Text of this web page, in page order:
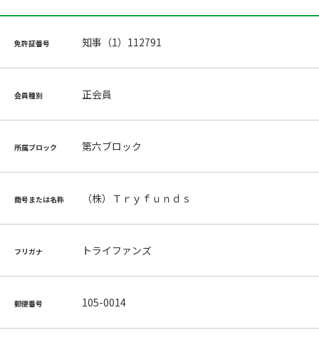
免許証番号 知事（1）112791
会員種別 正会員
所属ブロック 第六ブロック
商号または名称 （株）Ｔｒｙｆｕｎｄｓ
フリガナ トライファンズ
郵便番号 105-0014